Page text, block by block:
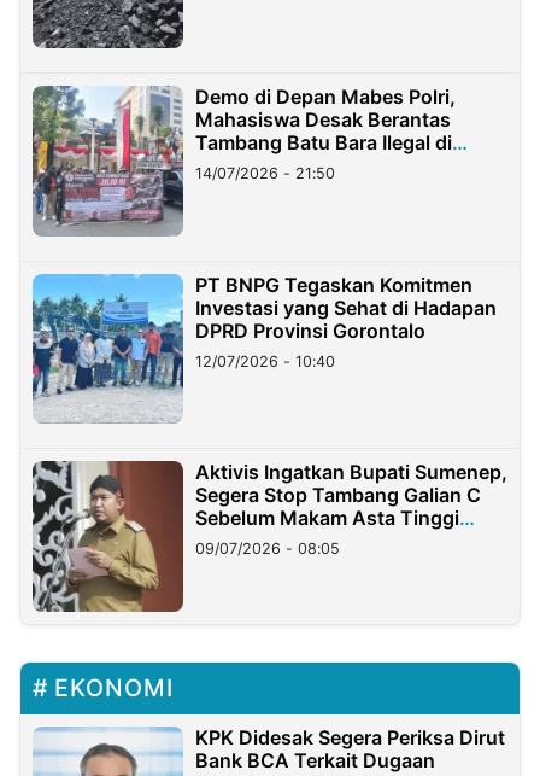
Demo di Depan Mabes Polri,
Mahasiswa Desak Berantas
Tambang Batu Bara Ilegal di
Lampung
14/07/2026 - 21:50
PT BNPG Tegaskan Komitmen
Investasi yang Sehat di Hadapan
DPRD Provinsi Gorontalo
12/07/2026 - 10:40
Aktivis Ingatkan Bupati Sumenep,
Segera Stop Tambang Galian C
Sebelum Makam Asta Tinggi
Longsor
09/07/2026 - 08:05
EKONOMI
KPK Didesak Segera Periksa Dirut
Bank BCA Terkait Dugaan